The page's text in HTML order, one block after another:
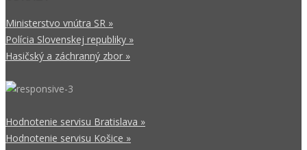
Ministerstvo vnútra SR »
Polícia Slovenskej republiky »
Hasičský a záchranný zbor »
Hodnotenie servisu Bratislava »
Hodnotenie servisu Košice »